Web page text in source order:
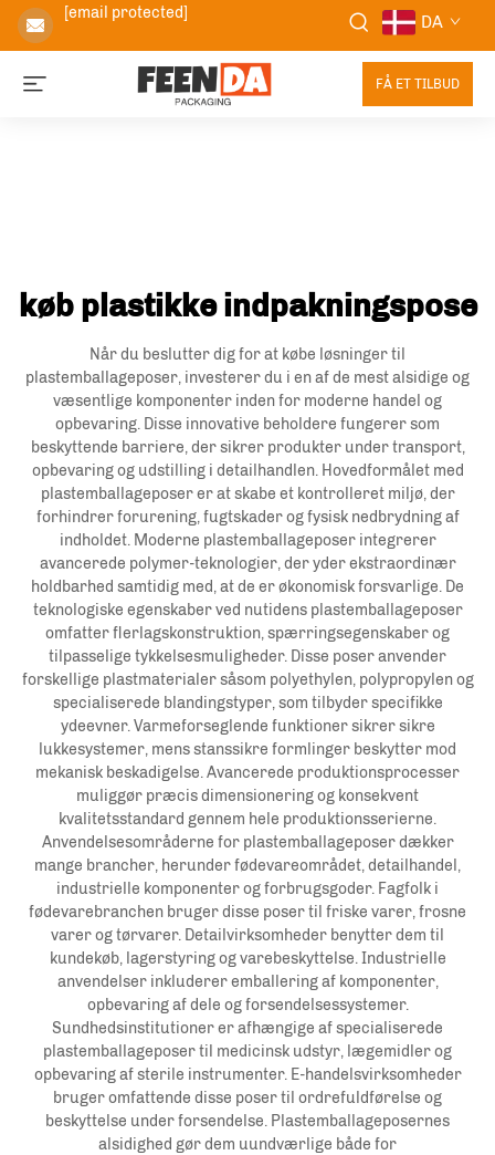
[email protected] DA
FÅ ET TILBUD
køb plastikke indpakningspose
Når du beslutter dig for at købe løsninger til
plastemballageposer, investerer du i en af de mest alsidige og
væsentlige komponenter inden for moderne handel og
opbevaring. Disse innovative beholdere fungerer som
beskyttende barriere, der sikrer produkter under transport,
opbevaring og udstilling i detailhandlen. Hovedformålet med
plastemballageposer er at skabe et kontrolleret miljø, der
forhindrer forurening, fugtskader og fysisk nedbrydning af
indholdet. Moderne plastemballageposer integrerer
avancerede polymer-teknologier, der yder ekstraordinær
holdbarhed samtidig med, at de er økonomisk forsvarlige. De
teknologiske egenskaber ved nutidens plastemballageposer
omfatter flerlagskonstruktion, spærringsegenskaber og
tilpasselige tykkelsesmuligheder. Disse poser anvender
forskellige plastmaterialer såsom polyethylen, polypropylen og
specialiserede blandingstyper, som tilbyder specifikke
ydeevner. Varmeforseglende funktioner sikrer sikre
lukkesystemer, mens stanssikre formlinger beskytter mod
mekanisk beskadigelse. Avancerede produktionsprocesser
muliggør præcis dimensionering og konsekvent
kvalitetsstandard gennem hele produktionsserierne.
Anvendelsesområderne for plastemballageposer dækker
mange brancher, herunder fødevareområdet, detailhandel,
industrielle komponenter og forbrugsgoder. Fagfolk i
fødevarebranchen bruger disse poser til friske varer, frosne
varer og tørvarer. Detailvirksomheder benytter dem til
kundekøb, lagerstyring og varebeskyttelse. Industrielle
anvendelser inkluderer emballering af komponenter,
opbevaring af dele og forsendelsessystemer.
Sundhedsinstitutioner er afhængige af specialiserede
plastemballageposer til medicinsk udstyr, lægemidler og
opbevaring af sterile instrumenter. E-handelsvirksomheder
bruger omfattende disse poser til ordrefuldførelse og
beskyttelse under forsendelse. Plastemballageposernes
alsidighed gør dem uundværlige både for